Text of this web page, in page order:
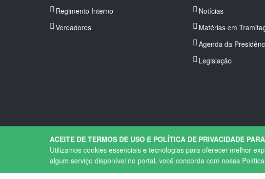
ACEITE DE TERMOS DE USO E POLÍTICA DE PRIVACIDADE
Utilizamos cookies essenciais e tecnologias para oferecer melhor
algum serviço disponível no portal, você concorda com nossa
Regimento Interno
Vereadores
Notícias
Matérias em
Agenda da
Legislação